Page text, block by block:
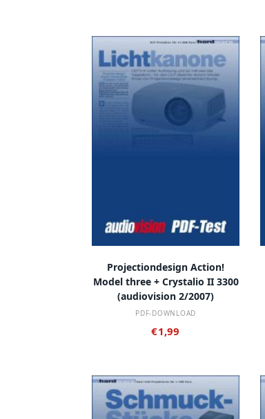
Projectiondesign Action!
Model three + Crystalio II 3300
(audiovision 2/2007)
PDF-DOWNLOAD
€1,99